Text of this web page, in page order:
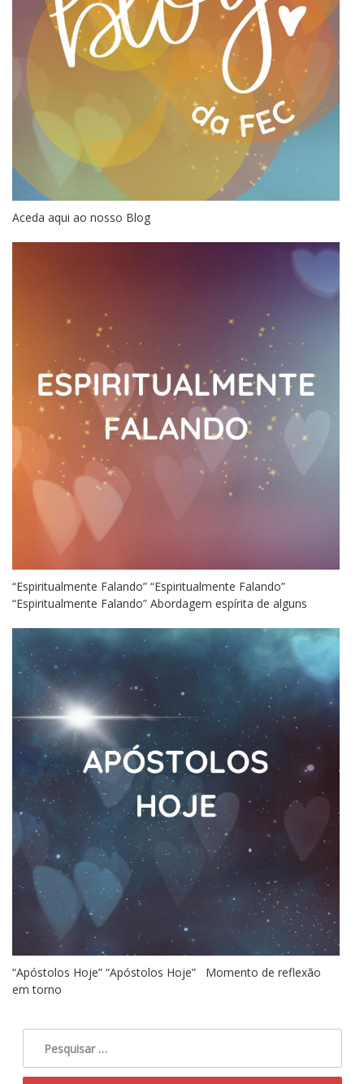
Aceda aqui ao nosso Blog
“Espiritualmente Falando” “Espiritualmente Falando”
“Espiritualmente Falando” Abordagem espírita de alguns
“Apóstolos Hoje” “Apóstolos Hoje” Momento de reflexão
em torno